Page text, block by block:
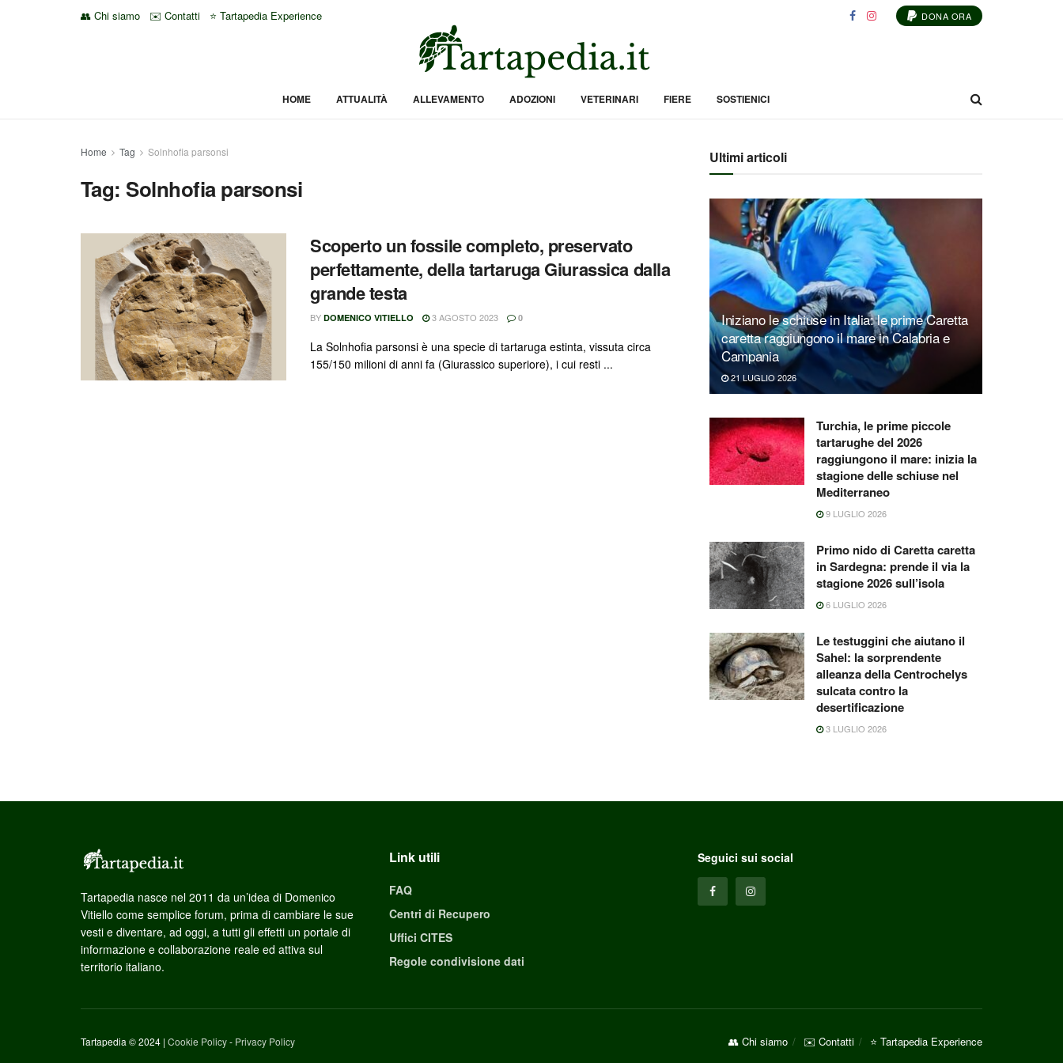
👥 Chi siamo ✉️ Contatti ⭐ Tartapedia Experience DONA ORA
HOME ATTUALITÀ ALLEVAMENTO ADOZIONI VETERINARI FIERE SOSTIENICI
Home Tag Solnhofia parsonsi
Tag: Solnhofia parsonsi
Scoperto un fossile completo, preservato
perfettamente, della tartaruga Giurassica dalla
grande testa
BY DOMENICO VITIELLO 3 AGOSTO 2023 0
La Solnhofia parsonsi è una specie di tartaruga estinta, vissuta circa
155/150 milioni di anni fa (Giurassico superiore), i cui resti ...
Ultimi articoli
Iniziano le schiuse in Italia: le prime Caretta
caretta raggiungono il mare in Calabria e
Campania
21 LUGLIO 2026
Turchia, le prime piccole
tartarughe del 2026
raggiungono il mare: inizia la
stagione delle schiuse nel
Mediterraneo
9 LUGLIO 2026
Primo nido di Caretta caretta
in Sardegna: prende il via la
stagione 2026 sull’isola
6 LUGLIO 2026
Le testuggini che aiutano il
Sahel: la sorprendente
alleanza della Centrochelys
sulcata contro la
desertificazione
3 LUGLIO 2026
Tartapedia nasce nel 2011 da un’idea di Domenico
Vitiello come semplice forum, prima di cambiare le sue
vesti e diventare, ad oggi, a tutti gli effetti un portale di
informazione e collaborazione reale ed attiva sul
territorio italiano.
Link utili
FAQ
Centri di Recupero
Uffici CITES
Regole condivisione dati
Seguici sui social
👥 Chi siamo ✉️ Contatti ⭐ Tartapedia Experience
Tartapedia © 2024 | Cookie Policy- Privacy Policy